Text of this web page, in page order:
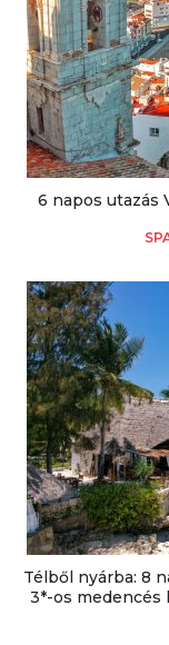
6 napos utazás
Télből nyárba: 8
3*-os medencés